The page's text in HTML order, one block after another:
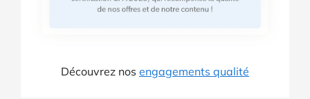
Découvrez nos engagements qualité